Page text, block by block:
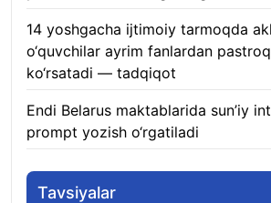
14 yoshgacha ijtimoiy tarmoqda
o‘quvchilar ayrim fanlardan
ko‘rsatadi — tadqiqot
Endi Belarus maktablarida sun’iy
prompt yozish o‘rgatiladi
Tavsiyalar